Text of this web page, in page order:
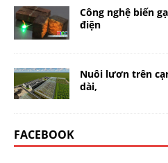
Công nghệ biến
điện
Nuôi lươn trên
dài,
FACEBOOK